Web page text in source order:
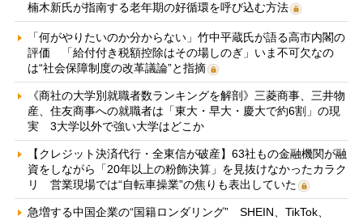
楠木新氏が指南する老年期の好循環を呼び込む方法
「何がやりたいのか分からない」竹中平蔵氏が語る高市内閣の
評価 「給付付き税額控除はその場しのぎ」いま不可欠なの
は“社会保障制度の改革議論”と指摘
《商社の大学別就職者数ランキングを解剖》三菱商事、三井物
産、住友商事への就職者は「東大・早大・慶大で約6割」の現
実 3大学以外で強い大学はどこか
【クレジット決済代行・全東信が破産】63社もの金融機関が融
資をしながら「20年以上の粉飾決算」を見抜けなかったカラク
リ 営業現場では“自転車操業”の焦りも表出していた
急増する中国企業の“国籍ロンダリング” SHEIN、TikTok、